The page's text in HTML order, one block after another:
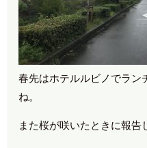
春先はホテルルビノでラン
ね。
また桜が咲いたときに報告